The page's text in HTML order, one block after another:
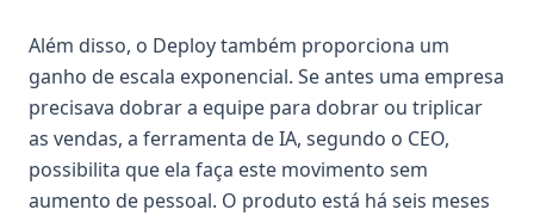
Além disso, o Deploytambém proporciona um
ganho de escala exponencial. Se antes uma empresa
precisava dobrar a equipe para dobrar ou triplicar
as vendas, a ferramenta de IA, segundo o CEO,
possibilita que ela faça este movimento sem
aumento de pessoal. O produto está há seis meses